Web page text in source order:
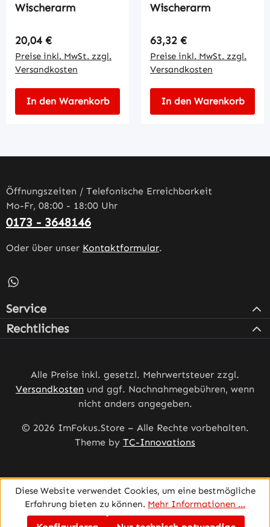
Wischerarm
Regulärer Preis:
20,04 €
Preise inkl. MwSt. zzgl.
Versandkosten
In den Warenkorb
Wischerarm
Regulärer Preis:
63,32 €
Preise inkl. MwSt. zzgl.
Versandkosten
In den Warenkorb
Öffnungszeiten / Telefonische Erreichbarkeit
Mo-Fr, 08:00 - 18:00 Uhr
0173 - 3648146
Oder über unser Kontaktformular.
Schreib uns auf WhatsApp – öffnet in neuem Tab
Service
Rechtliches
Alle Preise inkl. gesetzl. Mehrwertsteuer zzgl.
Versandkosten und ggf. Nachnahmegebühren, wenn
nicht anders angegeben.
© 2026 ImFokus.Store – Alle Rechte vorbehalten.
Theme by TC-Innovations
Diese Website verwendet Cookies, um eine bestmögliche
Erfahrung bieten zu können. Mehr Informationen ...